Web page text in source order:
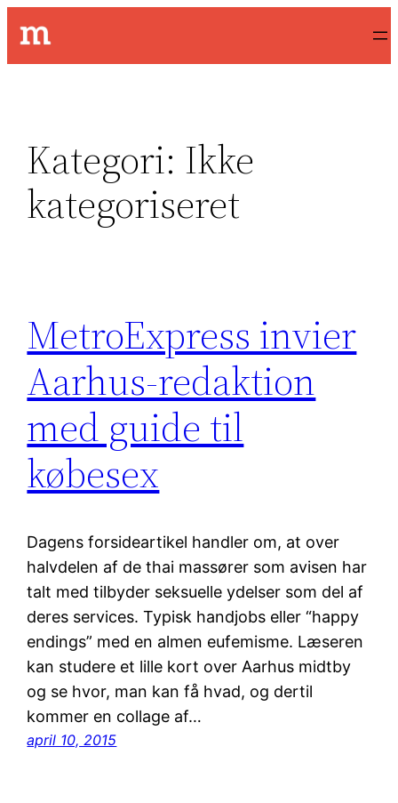
indhold
Kategori: Ikke
kategoriseret
MetroExpress invier
Aarhus-redaktion
med guide til
købesex
Dagens forsideartikel handler om, at over
halvdelen af de thai massører som avisen har
talt med tilbyder seksuelle ydelser som del af
deres services. Typisk handjobs eller “happy
endings” med en almen eufemisme. Læseren
kan studere et lille kort over Aarhus midtby
og se hvor, man kan få hvad, og dertil
kommer en collage af…
april 10, 2015